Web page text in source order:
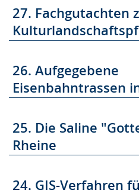
27. Fachgutachten
26. Aufgegebene
Eisenbahntrassen
25. Die Saline
Rheine
24. GIS-Verfahren